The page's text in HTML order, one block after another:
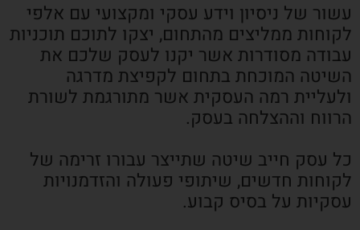
עשור של ניסיון וידע עסקי ומקצועי עם אלפי
לקוחות ממליצים מהתחום, יצקו לתוכם תוכניות
עבודה מסודרות אשר יקנו לעסק שלכם את
השיטה המוכחת בתחום לקפיצת מדרגה
ולעליית רמה העסקית אשר מתורגמת לשורת
הרווח וההצלחה בעסק.
כל עסק חייב שיטה שתייצר עבורו זרימה של
לקוחות חדשים, שיתופי פעולה והזדמנויות
עסקיות על בסיס קבוע.